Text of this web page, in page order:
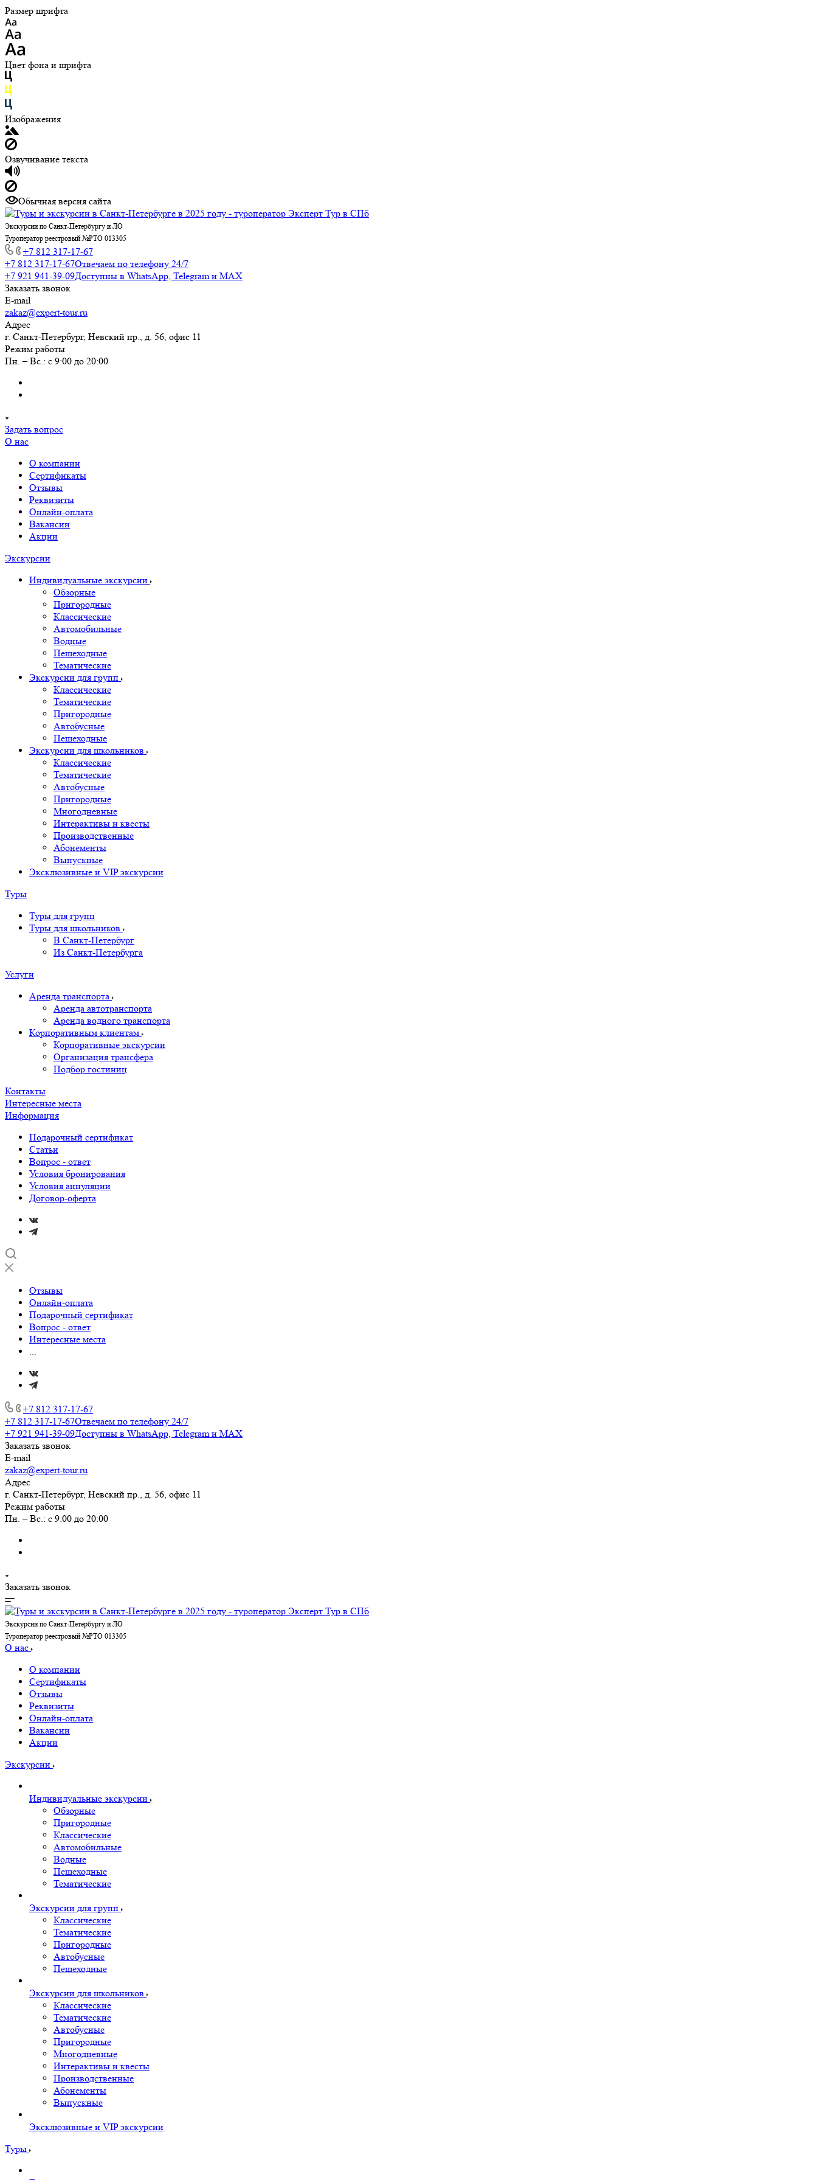
Размер шрифта
Цвет фона и шрифта
Изображения
Озвучивание текста
Обычная версия сайта
Экскурсии по Санкт-Петербургу и ЛО
Туроператор реестровый №РТО 013305
+7 812 317-17-67
+7 812 317-17-67Отвечаем по телефону 24/7
+7 921 941-39-09Доступны в WhatsApp, Telegram и MAX
Заказать звонок
E-mail
zakaz@expert-tour.ru
Адрес
г. Санкт-Петербург, Невский пр., д. 56, офис 11
Режим работы
Пн. – Вс.: с 9:00 до 20:00
Задать вопрос
О нас
О компании
Сертификаты
Отзывы
Реквизиты
Онлайн-оплата
Вакансии
Акции
Экскурсии
Индивидуальные экскурсии
Обзорные
Пригородные
Классические
Автомобильные
Водные
Пешеходные
Тематические
Экскурсии для групп
Классические
Тематические
Пригородные
Автобусные
Пешеходные
Экскурсии для школьников
Классические
Тематические
Автобусные
Пригородные
Многодневные
Интерактивы и квесты
Производственные
Абонементы
Выпускные
Эксклюзивные и VIP экскурсии
Туры
Туры для групп
Туры для школьников
В Санкт-Петербург
Из Санкт-Петербурга
Услуги
Аренда транспорта
Аренда автотранспорта
Аренда водного транспорта
Корпоративным клиентам
Корпоративные экскурсии
Организация трансфера
Подбор гостиниц
Контакты
Интересные места
Информация
Подарочный сертификат
Статьи
Вопрос - ответ
Условия бронирования
Условия аннуляции
Договор-оферта
Отзывы
Онлайн-оплата
Подарочный сертификат
Вопрос - ответ
Интересные места
...
+7 812 317-17-67
+7 812 317-17-67Отвечаем по телефону 24/7
+7 921 941-39-09Доступны в WhatsApp, Telegram и MAX
Заказать звонок
E-mail
zakaz@expert-tour.ru
Адрес
г. Санкт-Петербург, Невский пр., д. 56, офис 11
Режим работы
Пн. – Вс.: с 9:00 до 20:00
Заказать звонок
Экскурсии по Санкт-Петербургу и ЛО
Туроператор реестровый №РТО 013305
О нас
О компании
Сертификаты
Отзывы
Реквизиты
Онлайн-оплата
Вакансии
Акции
Экскурсии
Индивидуальные экскурсии
Обзорные
Пригородные
Классические
Автомобильные
Водные
Пешеходные
Тематические
Экскурсии для групп
Классические
Тематические
Пригородные
Автобусные
Пешеходные
Экскурсии для школьников
Классические
Тематические
Автобусные
Пригородные
Многодневные
Интерактивы и квесты
Производственные
Абонементы
Выпускные
Эксклюзивные и VIP экскурсии
Туры